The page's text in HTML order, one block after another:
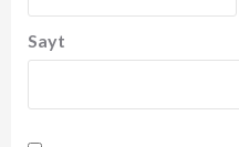
Sayt